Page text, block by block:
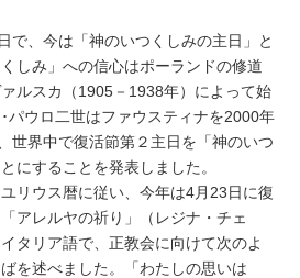
で、今は「神のいつくしみの主日」と
しみ」への信心はポーランドの修道
ルスカ（1905－1938年）によって始
パウロ二世はファウスティナを2000年
世界中で復活節第２主日を「神のいつ
にすることを発表しました。
リウス暦に従い、今年は4月23日に復
アレルヤの祈り」（レジナ・チェ
タリア語で、正教会に向けて次のよ
を述べました。「わたしの思いは